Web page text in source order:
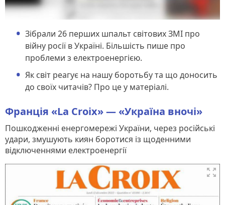
Зібрали 26 перших шпальт світових ЗМІ про
війну росії в Україні. Більшість пише про
проблеми з електроенергією.
Як світ реагує на нашу боротьбу та що доносить
до своїх читачів? Про це у матеріалі.
Франція «La Croix» — «Україна вночі»
Пошкодженні енергомережі України, через російські
удари, змушують киян боротися із щоденними
відключеннями електроенергії
